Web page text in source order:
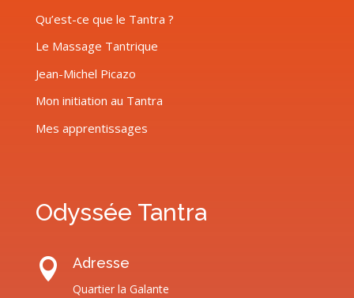
Qu’est-ce que le Tantra ?
Le Massage Tantrique
Jean-Michel Picazo
Mon initiation au Tantra
Mes apprentissages
Odyssée Tantra
 Adresse
Quartier la Galante